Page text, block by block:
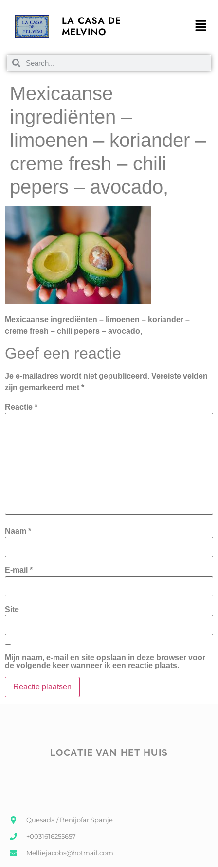
LA CASA DE
MELVINO
Mexicaanse
ingrediënten –
limoenen – koriander –
creme fresh – chili
pepers – avocado,
Mexicaanse ingrediënten – limoenen – koriander –
creme fresh – chili pepers – avocado,
Geef een reactie
Je e-mailadres wordt niet gepubliceerd. Vereiste velden
zijn gemarkeerd met *
Reactie *
Naam *
E-mail *
Site
Mijn naam, e-mail en site opslaan in deze browser voor
de volgende keer wanneer ik een reactie plaats.
LOCATIE VAN HET HUIS
Quesada / Benijofar Spanje
+0031616255657
Melliejacobs@hotmail.com